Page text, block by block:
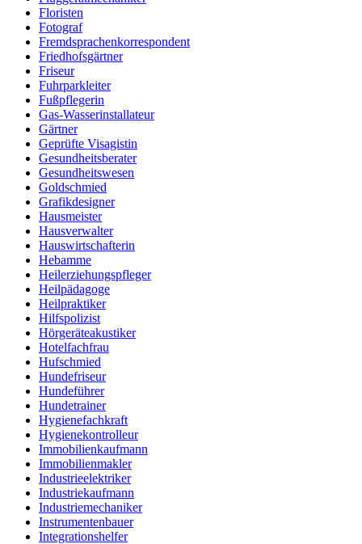
Floristen
Fotograf
Fremdsprachenkorrespondent
Friedhofsgärtner
Friseur
Fuhrparkleiter
Fußpflegerin
Gas-Wasserinstallateur
Gärtner
Geprüfte Visagistin
Gesundheitsberater
Gesundheitswesen
Goldschmied
Grafikdesigner
Hausmeister
Hausverwalter
Hauswirtschafterin
Hebamme
Heilerziehungspfleger
Heilpädagoge
Heilpraktiker
Hilfspolizist
Hörgeräteakustiker
Hotelfachfrau
Hufschmied
Hundefriseur
Hundeführer
Hundetrainer
Hygienefachkraft
Hygienekontrolleur
Immobilienkaufmann
Immobilienmakler
Industrieelektriker
Industriekaufmann
Industriemechaniker
Instrumentenbauer
Integrationshelfer